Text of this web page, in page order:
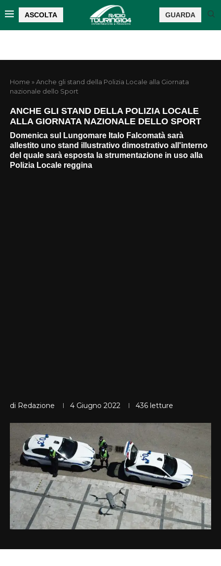
ASCOLTA GUARDA
Home »Anche gli stand della Polizia Locale alla Giornata
nazionale dello Sport
ANCHE GLI STAND DELLA POLIZIA LOCALE
ALLA GIORNATA NAZIONALE DELLO SPORT
Domenica sul Lungomare Italo Falcomatà sarà
allestito uno stand illustrativo dimostrativo all'interno
del quale sarà esposta la strumentazione in uso alla
Polizia Locale reggina
di Redazione 4 Giugno 2022 436 letture